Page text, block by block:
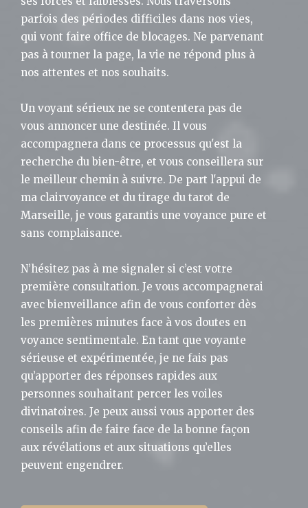
parfois des périodes difficiles dans nos vies,
qui vont faire office de blocages. Ne parvenant
pas à tourner la page, la vie ne répond plus à
nos attentes et nos souhaits.
Un voyant sérieux ne se contentera pas de
vous annoncer une destinée. Il vous
accompagnera dans ce processus qu'est la
recherche du bien-être, et vous conseillera sur
le meilleur chemin à suivre. De part l'appui de
ma clairvoyance et du tirage du tarot de
Marseille, je vous garantis une voyance pure et
sans complaisance.
N’hésitez pas à me signaler si c’est votre
première consultation. Je vous accompagnerai
avec bienveillance afin de vous conforter dès
les premières minutes face à vos doutes en
voyance sentimentale. En tant que voyante
sérieuse et expérimentée, je ne fais pas
qu’apporter des réponses rapides aux
personnes souhaitant percer les voiles
divinatoires. Je peux aussi vous apporter des
conseils afin de faire face de la bonne façon
aux révélations et aux situations qu’elles
peuvent engendrer.